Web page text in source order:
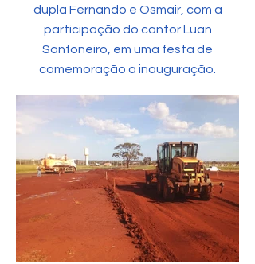
dupla Fernando e Osmair, com a
participação do cantor Luan
Sanfoneiro, em uma festa de
comemoração a inauguração.